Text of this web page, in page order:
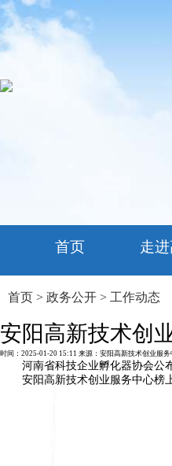
首页 走
首页 > 政务公开 > 工作动态
安阳高新技术创
时间： 2025-01-20 15:11 来源： 安阳高新技术创业服务
河南省科技企业孵化器协会公布
安阳高新技术创业服务中心榜上